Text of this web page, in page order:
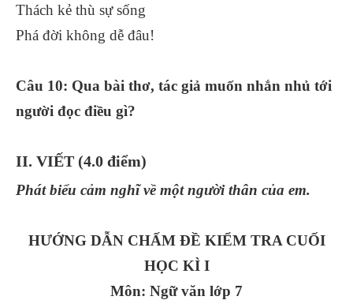
Thách kẻ thù sự sống
Phá đời không dễ đâu!
Câu 10: Qua bài thơ, tác giả muốn nhắn nhủ tới
người đọc điều gì?
II. VIẾT (4.0 điểm)
Phát biểu cảm nghĩ về một người thân của em.
HƯỚNG DẪN CHẤM ĐỀ KIỂM TRA CUỐI
HỌC KÌ I
Môn: Ngữ văn lớp 7